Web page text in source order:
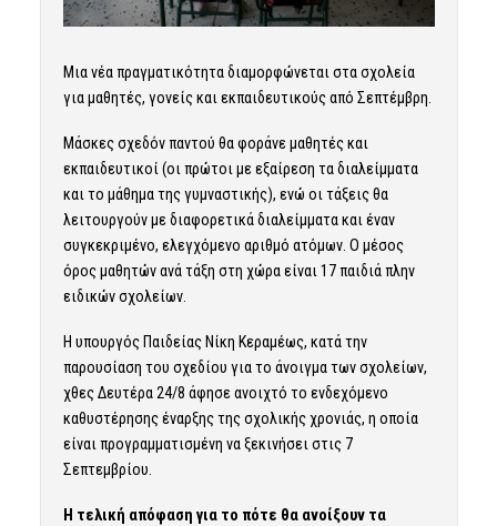
Μια νέα πραγματικότητα διαμορφώνεται στα σχολεία
για μαθητές, γονείς και εκπαιδευτικούς από Σεπτέμβρη.
Μάσκες σχεδόν παντού θα φοράνε μαθητές και
εκπαιδευτικοί (οι πρώτοι με εξαίρεση τα διαλείμματα
και το μάθημα της γυμναστικής), ενώ οι τάξεις θα
λειτουργούν με διαφορετικά διαλείμματα και έναν
συγκεκριμένο, ελεγχόμενο αριθμό ατόμων. Ο μέσος
όρος μαθητών ανά τάξη στη χώρα είναι 17 παιδιά πλην
ειδικών σχολείων.
Η υπουργός Παιδείας Νίκη Κεραμέως, κατά την
παρουσίαση του σχεδίου για το άνοιγμα των σχολείων,
χθες Δευτέρα 24/8 άφησε ανοιχτό το ενδεχόμενο
καθυστέρησης έναρξης της σχολικής χρονιάς, η οποία
είναι προγραμματισμένη να ξεκινήσει στις 7
Σεπτεμβρίου.
Η τελική απόφαση για το πότε θα ανοίξουν τα